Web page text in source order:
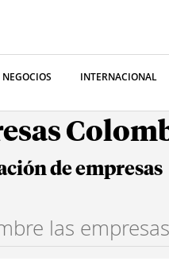
NEGOCIOS INTERNACIONAL
de empresas